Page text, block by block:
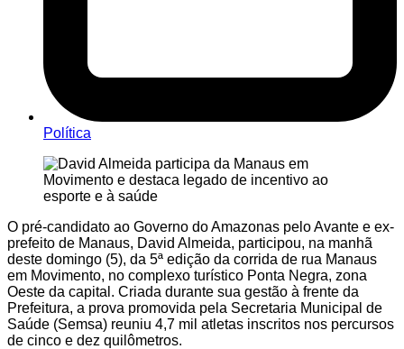
Política
O pré-candidato ao Governo do Amazonas pelo Avante e ex-
prefeito de Manaus, David Almeida, participou, na manhã
deste domingo (5), da 5ª edição da corrida de rua Manaus
em Movimento, no complexo turístico Ponta Negra, zona
Oeste da capital. Criada durante sua gestão à frente da
Prefeitura, a prova promovida pela Secretaria Municipal de
Saúde (Semsa) reuniu 4,7 mil atletas inscritos nos percursos
de cinco e dez quilômetros.